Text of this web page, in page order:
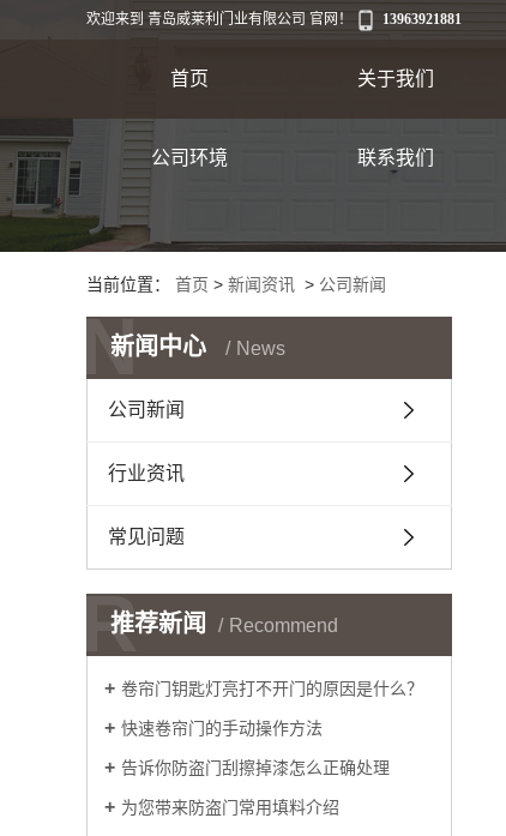
欢迎来到 青岛威莱利门业有限公司 官网！ 13963921881
首页 关于我们
公司环境 联系我们
当前位置： 首页 > 新闻资讯 > 公司新闻
新闻中心 News
N
公司新闻
行业资讯
常见问题
推荐新闻 Recommend
R
卷帘门钥匙灯亮打不开门的原因是什么？
快速卷帘门的手动操作方法
告诉你防盗门刮擦掉漆怎么正确处理
为您带来防盗门常用填料介绍